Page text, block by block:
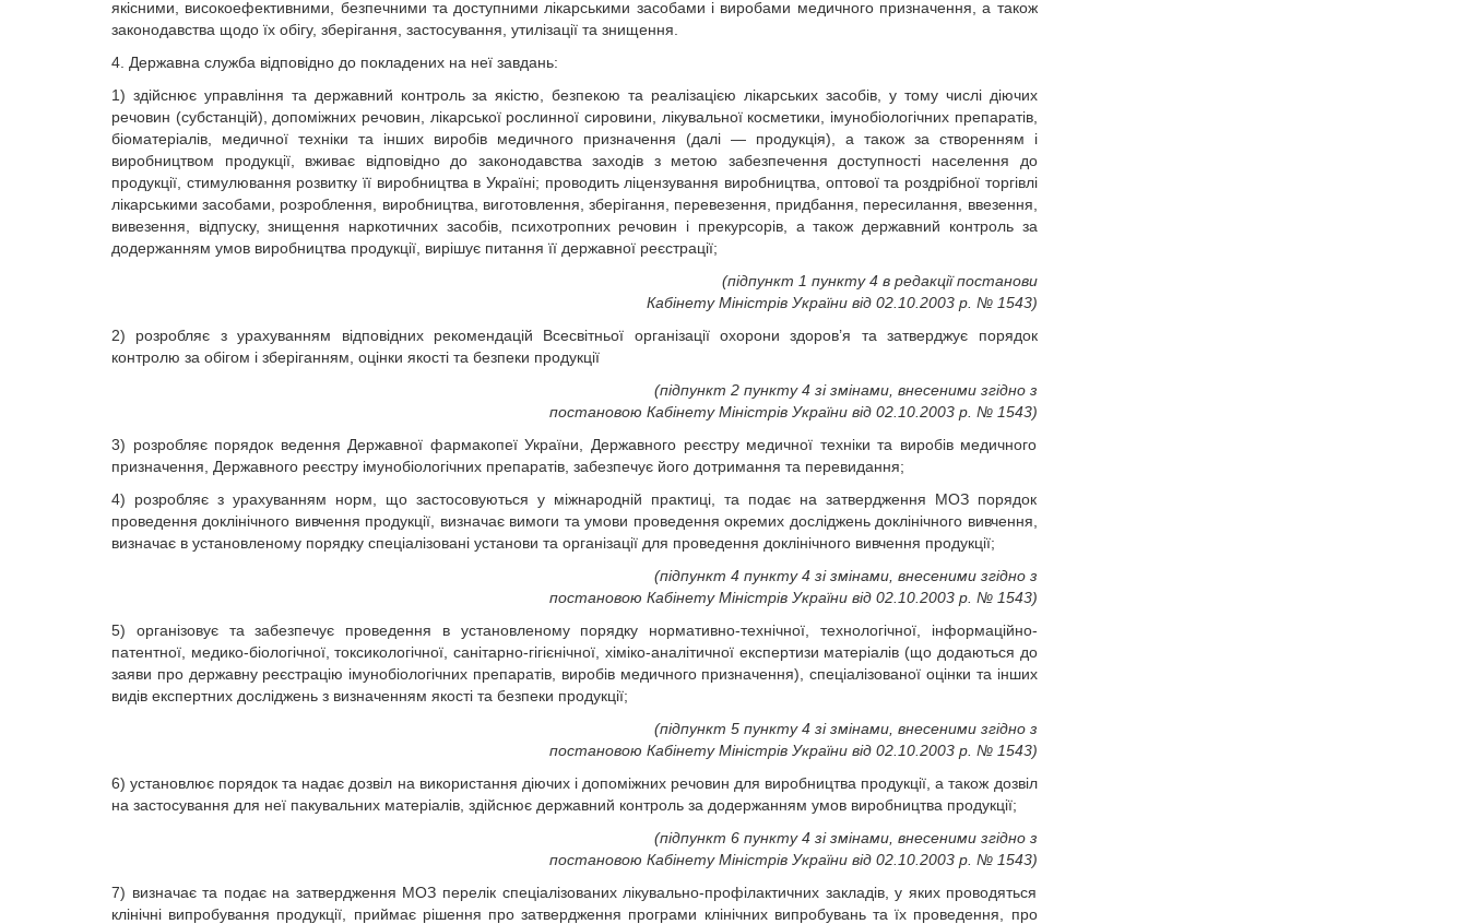
якісними, високоефективними, безпечними та доступними лікарськими засобами і виробами медичного призначення, а також
законодавства щодо їх обігу, зберігання, застосування, утилізації та знищення.
4. Державна служба відповідно до покладених на неї завдань:
1) здійснює управління та державний контроль за якістю, безпекою та реалізацією лікарських засобів, у тому числі діючих
речовин (субстанцій), допоміжних речовин, лікарської рослинної сировини, лікувальної косметики, імунобіологічних препаратів,
біоматеріалів, медичної техніки та інших виробів медичного призначення (далі — продукція), а також за створенням і
виробництвом продукції, вживає відповідно до законодавства заходів з метою забезпечення доступності населення до
продукції, стимулювання розвитку її виробництва в Україні; проводить ліцензування виробництва, оптової та роздрібної торгівлі
лікарськими засобами, розроблення, виробництва, виготовлення, зберігання, перевезення, придбання, пересилання, ввезення,
вивезення, відпуску, знищення наркотичних засобів, психотропних речовин і прекурсорів, а також державний контроль за
додержанням умов виробництва продукції, вирішує питання її державної реєстрації;
(підпункт 1 пункту 4 в редакції постанови
Кабінету Міністрів України від 02.10.2003 р. № 1543)
2) розробляє з урахуванням відповідних рекомендацій Всесвітньої організації охорони здоров’я та затверджує порядок
контролю за обігом і зберіганням, оцінки якості та безпеки продукції
(підпункт 2 пункту 4 зі змінами, внесеними згідно з
постановою Кабінету Міністрів України від 02.10.2003 р. № 1543)
3) розробляє порядок ведення Державної фармакопеї України, Державного реєстру медичної техніки та виробів медичного
призначення, Державного реєстру імунобіологічних препаратів, забезпечує його дотримання та перевидання;
4) розробляє з урахуванням норм, що застосовуються у міжнародній практиці, та подає на затвердження МОЗ порядок
проведення доклінічного вивчення продукції, визначає вимоги та умови проведення окремих досліджень доклінічного вивчення,
визначає в установленому порядку спеціалізовані установи та організації для проведення доклінічного вивчення продукції;
(підпункт 4 пункту 4 зі змінами, внесеними згідно з
постановою Кабінету Міністрів України від 02.10.2003 р. № 1543)
5) організовує та забезпечує проведення в установленому порядку нормативно-технічної, технологічної, інформаційно-
патентної, медико-біологічної, токсикологічної, санітарно-гігієнічної, хіміко-аналітичної експертизи матеріалів (що додаються до
заяви про державну реєстрацію імунобіологічних препаратів, виробів медичного призначення), спеціалізованої оцінки та інших
видів експертних досліджень з визначенням якості та безпеки продукції;
(підпункт 5 пункту 4 зі змінами, внесеними згідно з
постановою Кабінету Міністрів України від 02.10.2003 р. № 1543)
6) установлює порядок та надає дозвіл на використання діючих і допоміжних речовин для виробництва продукції, а також дозвіл
на застосування для неї пакувальних матеріалів, здійснює державний контроль за додержанням умов виробництва продукції;
(підпункт 6 пункту 4 зі змінами, внесеними згідно з
постановою Кабінету Міністрів України від 02.10.2003 р. № 1543)
7) визначає та подає на затвердження МОЗ перелік спеціалізованих лікувально-профілактичних закладів, у яких проводяться
клінічні випробування продукції, приймає рішення про затвердження програми клінічних випробувань та їх проведення, про